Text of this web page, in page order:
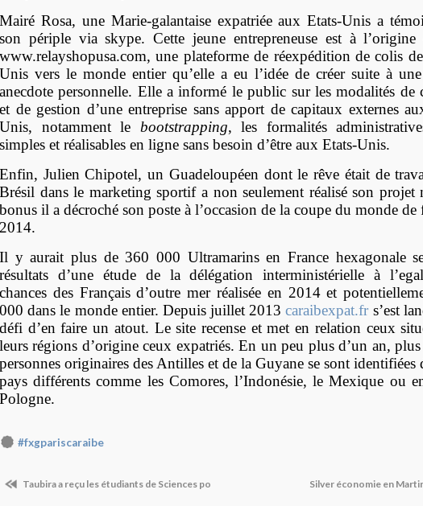
Mairé Rosa, une Marie-galantaise expatriée aux Etats-Unis a
son périple via skype. Cette jeune entrepreneuse est à
www.relayshopusa.com,une plateforme de réexpédition de colis
Unis vers le monde entierqu’elle a eu l’idée de créer suite à
anecdote personnelle. Elle a informé le public sur les modalités de
et de gestion d’une entreprise sans apport de capitaux externes
Unis, notamment le bootstrapping, les formalités
simples et réalisables en ligne sans besoin d’être aux Etats-Unis.
Enfin, Julien Chipotel, un Guadeloupéen dont le rêve était de
Brésil dans le marketing sportifa non seulement réalisé son projet
bonus il a décroché son poste à l’occasion de la coupe du monde
2014.
Il y aurait plus de 360 000 Ultramarins en France hexagonale
résultats d’une étude de la délégation interministérielle à
chances des Français d’outre mer réalisée en 2014 et
000 dans le monde entier. Depuis juillet 2013caraibexpat.fr s’est
défi d’en faire un atout. Le site recense et met en relation ceux
leurs régions d’origine ceux expatriés. En un peu plus d’un an,
personnes originaires des Antilles et de la Guyane se sont identifiées
pays différents comme les Comores, l’Indonésie, le Mexique ou
Pologne.
#fxgpariscaraibe
Taubira a reçu les étudiants de Sciences po Silver économie en